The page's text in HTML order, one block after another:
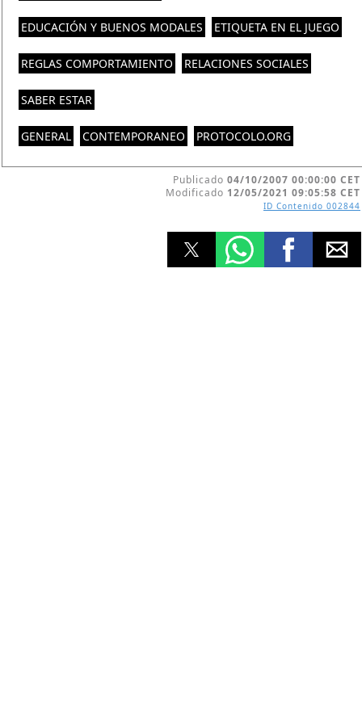
EDUCACIÓN Y BUENOS MODALES ETIQUETA EN EL JUEGO
REGLAS COMPORTAMIENTO RELACIONES SOCIALES
SABER ESTAR
GENERAL CONTEMPORANEO PROTOCOLO.ORG
Publicado 04/10/2007 00:00:00 CET
Modificado 12/05/2021 09:05:58 CET
ID Contenido 002844